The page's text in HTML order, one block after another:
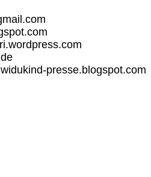
presse.blogspot.com